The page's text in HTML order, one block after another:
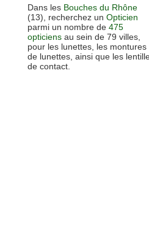
Dans les Bouches du Rhône
(13), recherchez un Opticien
parmi un nombre de 475
opticiens au sein de 79 villes,
pour les lunettes, les montures
de lunettes, ainsi que les
de contact.